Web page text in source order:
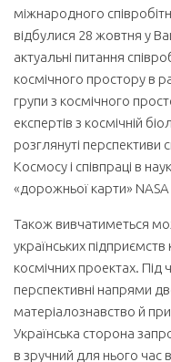
міжнародного
відбулися 28 жовтня у
актуальні питання
космічного простору в
групи з космічного
експертів з космічній
розглянуті перспективи
Космосу і співпраці в
«дорожньої карти»
Також вивчатиметься
українських
космічних проектах. Під
перспективні напрями
матеріалознавство й
Українська сторона
в зручний для нього час